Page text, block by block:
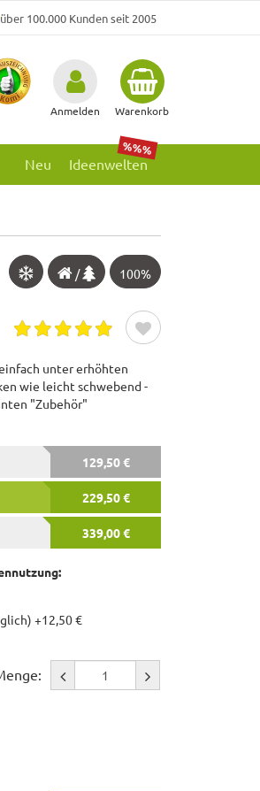
über 100.000 Kunden seit 2005
Anmelden Warenkorb
Ideenwelten
%%%
Neu
100%
/
unter erhöhten
wie leicht schwebend -
"Zubehör"
129,50 €
229,50 €
339,00 €
+12,50 €